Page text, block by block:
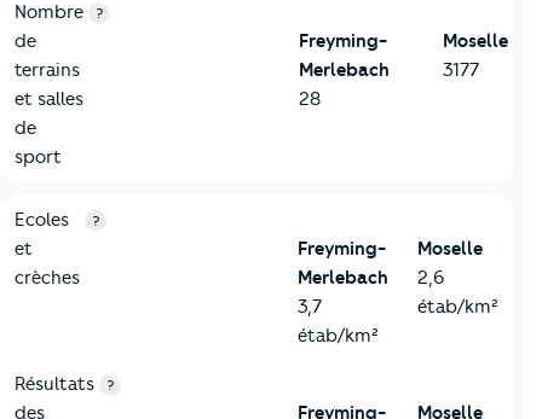
Nombre
de
terrains
et salles
de
sport
?
Freyming-
Merlebach
28
Moselle
3177
4-Education
Critères
Ecoles
et
crèches
?
Freyming-
Merlebach
3,7
étab/km²
Moselle
2,6
étab/km²
Résultats
des
?
Freyming-
Moselle